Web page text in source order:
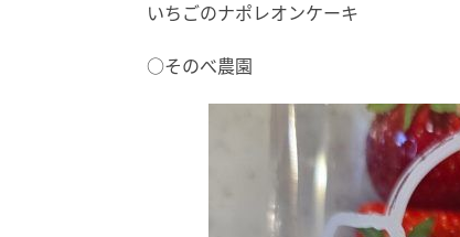
いちごのナポレオンケーキ
○そのべ農園